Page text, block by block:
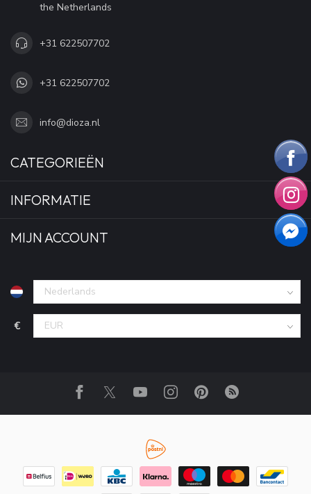
the Netherlands
+31 622507702
+31 622507702
info@dioza.nl
CATEGORIEËN
INFORMATIE
MIJN ACCOUNT
€